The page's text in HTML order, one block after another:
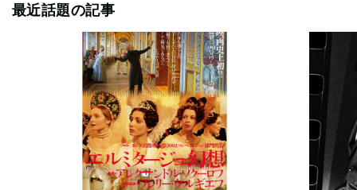
最近話題の記事